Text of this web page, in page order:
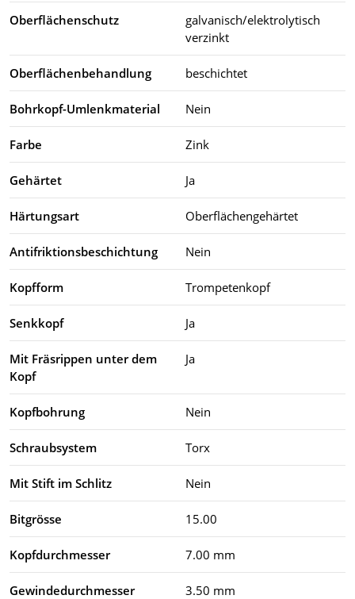
Oberflächenschutz
galvanisch/elektrolytisch
verzinkt
Oberflächenbehandlung beschichtet
Bohrkopf-Umlenkmaterial Nein
Farbe Zink
Gehärtet Ja
Härtungsart Oberflächengehärtet
Antifriktionsbeschichtung Nein
Kopfform Trompetenkopf
Senkkopf Ja
Mit Fräsrippen unter dem
Kopf
Ja
Kopfbohrung Nein
Schraubsystem Torx
Mit Stift im Schlitz Nein
Bitgrösse 15.00
Kopfdurchmesser 7.00 mm
Gewindedurchmesser 3.50 mm